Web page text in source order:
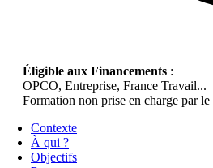
Éligible aux Financements :
OPCO, Entreprise, France Travail...
Formation non prise en charge par le
Contexte
À qui ?
Objectifs